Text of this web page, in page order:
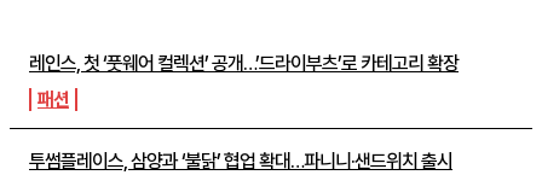
레인스, 첫 ‘풋웨어 컬렉션’ 공개…’드라이부츠’로 카테고리 확장
패션
투썸플레이스, 삼양과 ‘불닭’ 협업 확대…파니니·샌드위치 출시